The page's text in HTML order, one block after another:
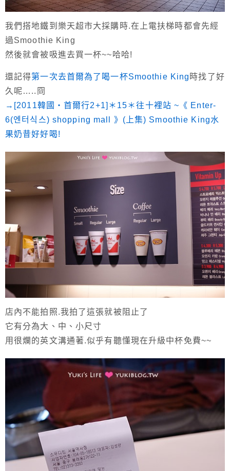
我們搭地鐵到樂天超市大採購時.在上電扶梯時都會先經
過Smoothie King
然後就會被吸進去買一杯~~哈哈!
還記得第一次去首爾為了喝一杯Smoothie King 時找了好
久呢…..冏
→[2011韓國‧首爾行2+1]＊15＊往十裡站 ~《 Enter-
6(엔터식스) shopping mall 》(上集) Smoothie King水
果奶昔好好喝!
店內不能拍照.我拍了這張就被阻止了
它有分為大、中、小尺寸
用很爛的英文溝通著.似乎有聽懂現在升級中杯免費~~